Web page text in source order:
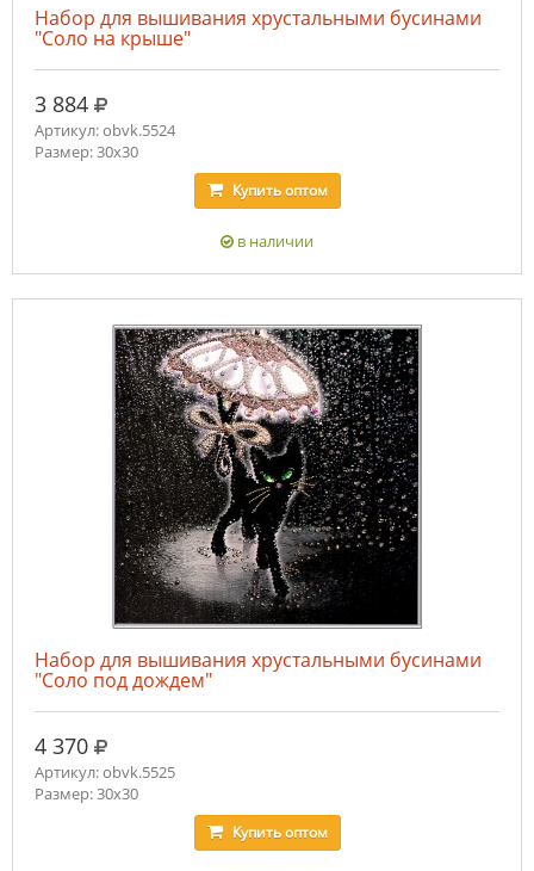
Набор для вышивания хрустальными бусинами
"Соло на крыше"
3 884 руб.
Артикул: obvk.5524
Размер: 30х30
Купитьоптом
в наличии
Набор для вышивания хрустальными бусинами
"Соло под дождем"
4 370 руб.
Артикул: obvk.5525
Размер: 30х30
Купитьоптом